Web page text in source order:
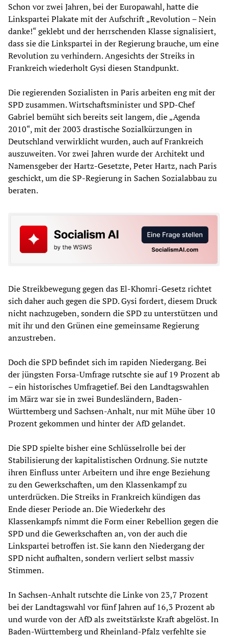
Schon vor zwei Jahren, bei der Europawahl, hatte die
Linkspartei Plakate mit der Aufschrift „Revolution – Nein
danke!“ geklebt und der herrschenden Klasse signalisiert,
dass sie die Linkspartei in der Regierung brauche, um eine
Revolution zu verhindern. Angesichts der Streiks in
Frankreich wiederholt Gysi diesen Standpunkt.
Die regierenden Sozialisten in Paris arbeiten eng mit der
SPD zusammen. Wirtschaftsminister und SPD-Chef
Gabriel bemüht sich bereits seit langem, die „Agenda
2010“, mit der 2003 drastische Sozialkürzungen in
Deutschland verwirklicht wurden, auch auf Frankreich
auszuweiten. Vor zwei Jahren wurde der Architekt und
Namensgeber der Hartz-Gesetzte, Peter Hartz, nach Paris
geschickt, um die SP-Regierung in Sachen Sozialabbau zu
beraten.
Die Streikbewegung gegen das El-Khomri-Gesetz richtet
sich daher auch gegen die SPD. Gysi fordert, diesem Druck
nicht nachzugeben, sondern die SPD zu unterstützen und
mit ihr und den Grünen eine gemeinsame Regierung
anzustreben.
Doch die SPD befindet sich im rapiden Niedergang. Bei
der jüngsten Forsa-Umfrage rutschte sie auf 19 Prozent ab
– ein historisches Umfragetief. Bei den Landtagswahlen
im März war sie in zwei Bundesländern, Baden-
Württemberg und Sachsen-Anhalt, nur mit Mühe über 10
Prozent gekommen und hinter der AfD gelandet.
Die SPD spielte bisher eine Schlüsselrolle bei der
Stabilisierung der kapitalistischen Ordnung. Sie nutzte
ihren Einfluss unter Arbeitern und ihre enge Beziehung
zu den Gewerkschaften, um den Klassenkampf zu
unterdrücken. Die Streiks in Frankreich kündigen das
Ende dieser Periode an. Die Wiederkehr des
Klassenkampfs nimmt die Form einer Rebellion gegen die
SPD und die Gewerkschaften an, von der auch die
Linkspartei betroffen ist. Sie kann den Niedergang der
SPD nicht aufhalten, sondern verliert selbst massiv
Stimmen.
In Sachsen-Anhalt rutschte die Linke von 23,7 Prozent
bei der Landtagswahl vor fünf Jahren auf 16,3 Prozent ab
und wurde von der AfD als zweitstärkste Kraft abgelöst. In
Baden-Württemberg und Rheinland-Pfalz verfehlte sie